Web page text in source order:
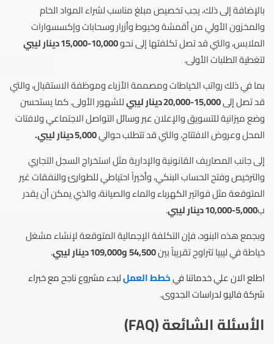
بالإضافة إلى ذلك، يجب تخصيص مبلغ مناسب لشراء المواد الخام
والمخزون الأولي من أقمشة وخيوط وأزرار وسحابات وإكسسوارات
الملابس، والتي قد تصل تكلفتها إلى نحو10,000-15,000 دينار ليبي
لتغطية الطلبات الأولى.
بما في ذلك رواتب الخياطات ومصممة الأزياء وموظفة الاستقبال، والتي
قد تصل إلى15,000-20,000 دينار ليبي
للشهور الأولى. كما يستحسن
وضع ميزانية للتسويق والإعلان عبر وسائل التواصل الاجتماعي ولافتات
المحل وعروض الافتتاح، والتي قد تتطلب حوالي5,000 دينار ليبي.
إلى جانب المصاريف القانونية والإدارية مثل استخراج السجل التجاري
والترخيص وفتح الحساب البنكي، وأخيراً احتياطي للطوارئ والنفقات غير
المتوقعة مثل فواتير الكهرباء والماء والصيانة، والذي يمكن أن يقدر
ب5,000-10,000 دينار ليبي
.
وبجمع هذه البنود، فإن التكلفة الإجمالية المتوقعة لإنشاء مشغل
خياطة في ليبيا تتراوح تقريباً بين54,500 و109,000 دينار ليبي
.
اطلع الان علي خدماتنا فيخطط العمللبدء مشروع ناجح مع خبراء
شركة فاليو لدراسات الجدوى.
الأسئلة الشائعة (FAQ)